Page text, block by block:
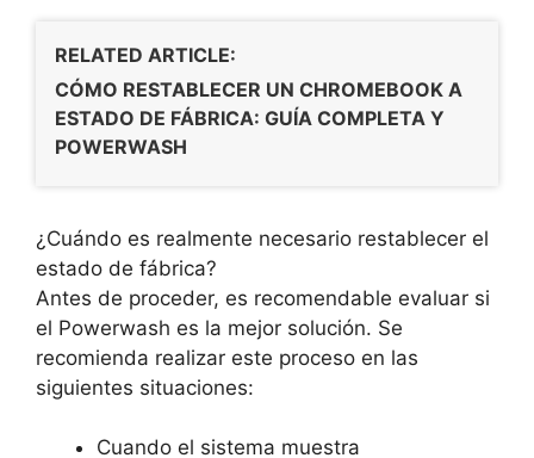
RELATED ARTICLE:
CÓMO RESTABLECER UN CHROMEBOOK A
ESTADO DE FÁBRICA: GUÍA COMPLETA Y
POWERWASH
¿Cuándo es realmente necesario restablecer el
estado de fábrica?
Antes de proceder, es recomendable evaluar si
el Powerwash es la mejor solución. Se
recomienda realizar este proceso en las
siguientes situaciones:
Cuando el sistema muestra